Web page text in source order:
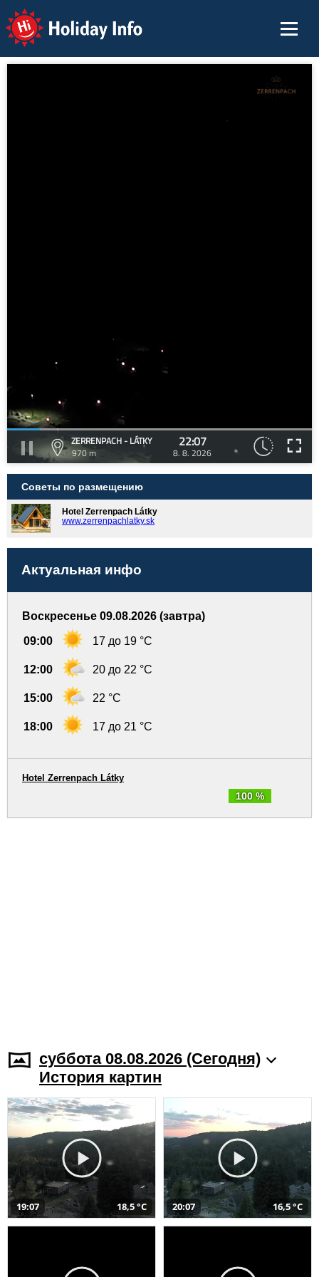
Holiday Info
ZERRENPACH - LÁTKY
970 m
22:07
8. 8. 2026
Советы по размещению
Hotel Zerrenpach Látky
www.zerrenpachlatky.sk
Актуальная инфо
Воскресенье 09.08.2026 (завтра)
09:00 17 до 19 °C
12:00 20 до 22 °C
15:00 22 °C
18:00 17 до 21 °C
100 %
Hotel Zerrenpach Látky
суббота 08.08.2026 (Cегодня)
История картин
19:07 18,5 °C 20:07 16,5 °C